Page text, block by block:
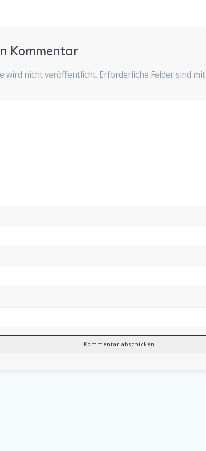
Kommentar
wird nicht veröffentlicht. Erforderliche Felder sind mit